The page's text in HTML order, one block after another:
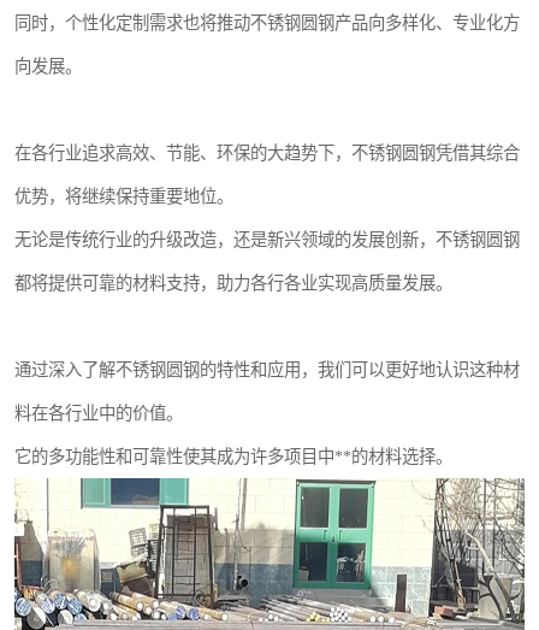
同时，个性化定制需求也将推动不锈钢圆钢产品向多样化、专业化方
向发展。
在各行业追求高效、节能、环保的大趋势下，不锈钢圆钢凭借其综合
优势，将继续保持重要地位。
无论是传统行业的升级改造，还是新兴领域的发展创新，不锈钢圆钢
都将提供可靠的材料支持，助力各行各业实现高质量发展。
通过深入了解不锈钢圆钢的特性和应用，我们可以更好地认识这种材
料在各行业中的价值。
它的多功能性和可靠性使其成为许多项目中**的材料选择。